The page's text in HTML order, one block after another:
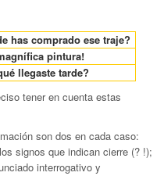
has comprado ese traje?
pintura!
llegaste tarde?
tener en cuenta estas
son dos en cada caso:
signos que indican cierre (? !);
interrogativo y